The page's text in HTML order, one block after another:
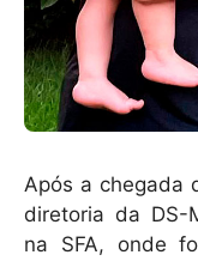
Após a chegada
diretoria da DS-
na SFA, onde